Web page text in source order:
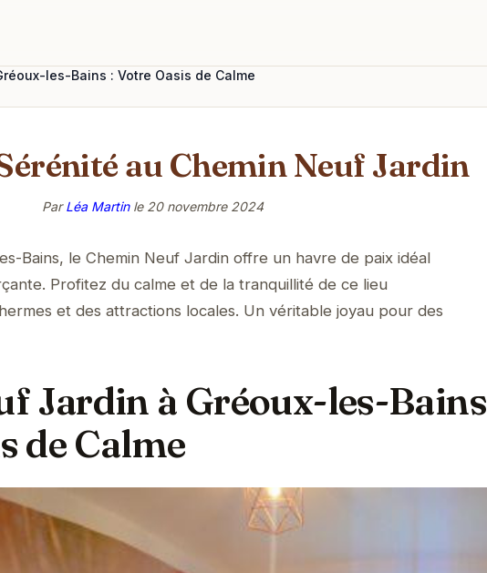
les-Bains : Votre Oasis de Calme
au Chemin Neuf Jardin
ParLéa Martinle 20 novembre 2024
Bains, le Chemin Neuf Jardin offre un havre de paix idéal
Profitez du calme et de la tranquillité de ce lieu
et des attractions locales. Un véritable joyau pour des
Jardin à Gréoux-les-Bains
de Calme